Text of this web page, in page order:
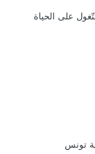
على الحياة
تونس